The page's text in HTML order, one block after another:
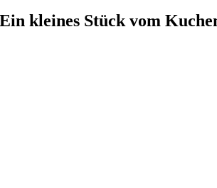
Ein kleines Stück vom